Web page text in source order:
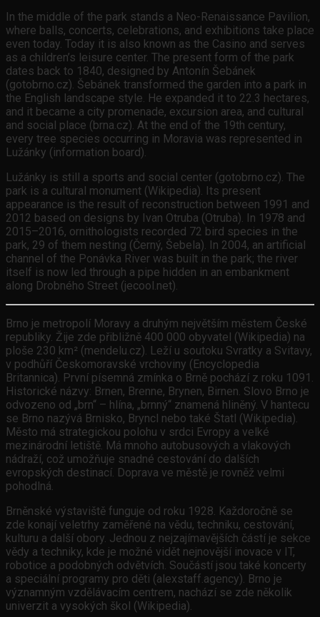
In the middle of the park stands a Neo-Renaissance Pavilion,
where balls, concerts, celebrations, and exhibitions take place
even today. Today it is also known as the Casino and serves
as a children’s leisure center. The present form of the park
dates back to 1840, designed by Antonín Šebánek
(gotobrno.cz). Šebánek transformed the garden into a park in
the English landscape style. He expanded it to 22.3 hectares,
and it became a city promenade, excursion area, and cultural
and social place (brna.cz). At the end of the 19th century,
every tree species occurring in Moravia was represented in
Lužánky (information board).
Lužánky is still a sports and social center (gotobrno.cz). The
park is a cultural monument (Wikipedia). Its present
appearance is the result of reconstruction between 1991 and
2012 based on designs by Ivan Otruba (Otruba). In 1978 and
2015–2016, ornithologists recorded 72 bird species in the
park, 29 of them nesting (Černý, Šebela). In 2004, an artificial
channel of the Ponávka River was built in the park; the river
itself is now led through a pipe hidden in an embankment
along Drobného Street (jecool.net).
Brno je metropolí Moravy a druhým největším městem České
republiky. Žije zde přibližně 400 000 obyvatel (Wikipedia) na
ploše 230 km² (mendelu.cz). Leží u soutoku Svratky a Svitavy,
v podhůří Českomoravské vrchoviny (Encyclopedia
Britannica). První písemná zmínka o Brně pochází z roku 1091.
Historické názvy: Brnen, Brenne, Brynen, Birnen. Slovo Brno je
odvozeno od „brn“ – hlína, „brnný“ znamená hliněný. V hantecu
se Brno nazývá Brnisko, Bryncl nebo také Štatl (Wikipedia).
Město má strategickou polohu v srdci Evropy a velké
mezinárodní letiště. Má mnoho autobusových a vlakových
nádraží, což umožňuje snadné cestování do dalších
evropských destinací. Doprava ve městě je rovněž velmi
pohodlná.
Brněnské výstaviště funguje od roku 1928. Každoročně se
zde konají veletrhy zaměřené na vědu, techniku, cestování,
kulturu a další obory. Jednou z nejzajímavějších částí je sekce
vědy a techniky, kde je možné vidět nejnovější inovace v IT,
robotice a podobných odvětvích. Součástí jsou také koncerty
a speciální programy pro děti (alexstaff.agency). Brno je
významným vzdělávacím centrem, nachází se zde několik
univerzit a vysokých škol (Wikipedia).